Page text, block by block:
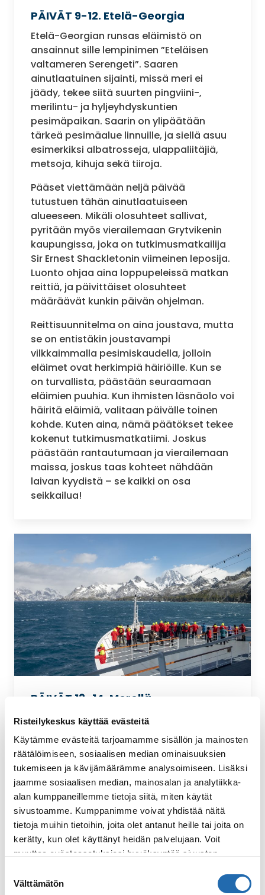
Risteilykeskus käyttää evästeitä
Käytämme evästeitä tarjoamamme sisällön ja mainosten
räätälöimiseen, sosiaalisen median ominaisuuksien
tukemiseen ja kävijämäärämme analysoimiseen. Lisäksi
jaamme sosiaalisen median, mainosalan ja analytiikka-
alan kumppaneillemme tietoja siitä, miten käytät
sivustoamme. Kumppanimme voivat yhdistää näitä
tietoja muihin tietoihin, joita olet antanut heille tai joita on
kerätty, kun olet käyttänyt heidän palvelujaan. Voit
muuttaa evästeasetuksiesi hyväksyntää sivuston
valinta
Välttämätön
PÄIVÄT 9-12. Etelä-Georgia
Etelä-Georgian runsas eläimistö on
ansainnut sille lempinimen ”Eteläisen
valtameren Serengeti”. Saaren
ainutlaatuinen sijainti, missä meri ei
jäädy, tekee siitä suurten pingviini-,
merilintu- ja hyljeyhdyskuntien
pesimäpaikan. Saarin on ylipäätään
tärkeä pesimäalue linnuille, ja siellä asuu
esimerkiksi albatrosseja, ulappaliitäjiä,
metsoja, kihuja sekä tiiroja.
Pääset viettämään neljä päivää
tutustuen tähän ainutlaatuiseen
alueeseen. Mikäli olosuhteet sallivat,
pyritään myös vierailemaan Grytvikenin
kaupungissa, joka on tutkimusmatkailija
Sir Ernest Shackletonin viimeinen leposija.
Luonto ohjaa aina loppupeleissä matkan
reittiä, ja päivittäiset olosuhteet
määräävät kunkin päivän ohjelman.
Reittisuunnitelma on aina joustava, mutta
se on entistäkin joustavampi
vilkkaimmalla pesimiskaudella, jolloin
eläimet ovat herkimpiä häiriöille. Kun se
on turvallista, päästään seuraamaan
eläimien puuhia. Kun ihmisten läsnäolo voi
häiritä eläimiä, valitaan päivälle toinen
kohde. Kuten aina, nämä päätökset tekee
kokenut tutkimusmatkatiimi. Joskus
päästään rantautumaan ja vierailemaan
maissa, joskus taas kohteet nähdään
laivan kyydistä – se kaikki on osa
seikkailua!
PÄIVÄT 13–14. Merellä
Vierailtuasi Falklandinsaarilla ja Etelä-
tähänastista matkaasi, kun otetaan
suunta kohti Etelämannerta.
Etelämanner on rauhalle, tieteelle ja
luonnonvaraisille eläimille omistettu
maanosa. Kun päästään lähemmäksi,
tutkimusmatkatiimi kertoo IAATO:n
ympäristöohjeista ja kestävän kehityksen
säännöistä, joita noudatetaan vierailun
jalanjälkiä eikä mukaan oteta muuta kuin